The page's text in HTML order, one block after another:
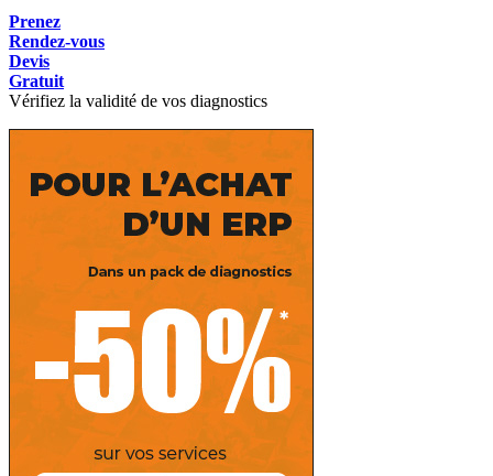
Prenez
Rendez-vous
Devis
Gratuit
Vérifiez la validité de vos diagnostics